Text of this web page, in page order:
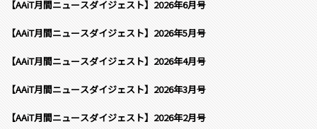
【AAiT月間ニュースダイジェスト】2026年6月号
【AAiT月間ニュースダイジェスト】2026年5月号
【AAiT月間ニュースダイジェスト】2026年4月号
【AAiT月間ニュースダイジェスト】2026年3月号
【AAiT月間ニュースダイジェスト】2026年2月号